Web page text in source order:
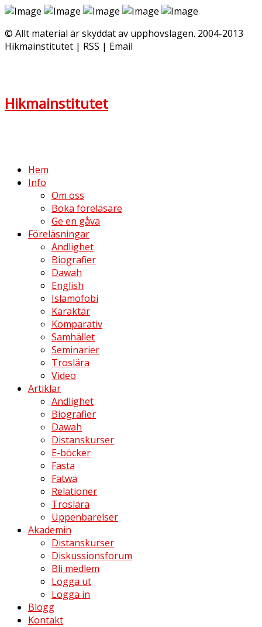
© Allt material är skyddat av upphovslagen. 2004-2013
Hikmainstitutet | RSS | Email
Hikmainstitutet
Hem
Info
Om oss
Boka föreläsare
Ge en gåva
Föreläsningar
Andlighet
Biografier
Dawah
English
Islamofobi
Karaktär
Komparativ
Samhället
Seminarier
Troslära
Video
Artiklar
Andlighet
Biografier
Dawah
Distanskurser
E-böcker
Fasta
Fatwa
Relationer
Troslära
Uppenbarelser
Akademin
Distanskurser
Diskussionsforum
Bli medlem
Logga ut
Logga in
Blogg
Kontakt